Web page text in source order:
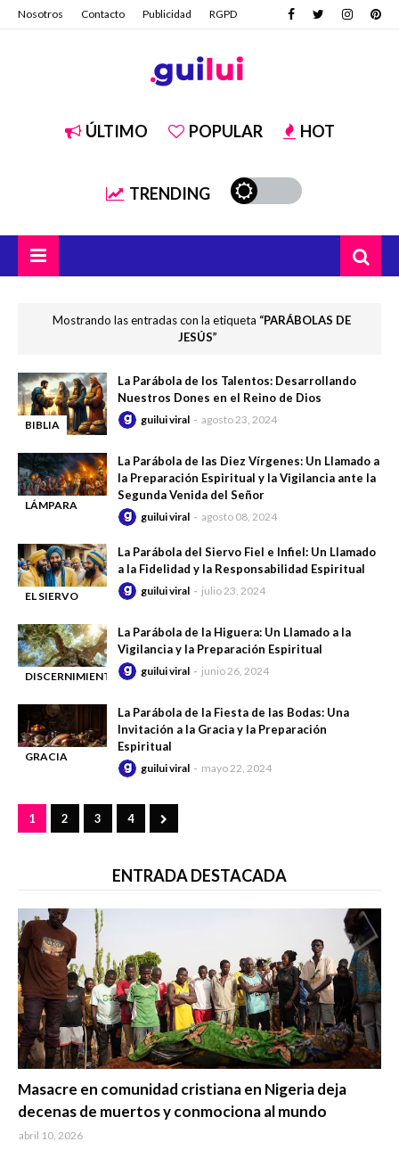
Nosotros Contacto Publicidad RGPD
ÚLTIMO POPULAR HOT
TRENDING
Mostrando las entradas con la etiqueta
PARÁBOLAS DE
JESÚS
BIBLIA
La Parábola de los Talentos: Desarrollando
Nuestros Dones en el Reino de Dios
guilui viral agosto 23, 2024
LÁMPARA
La Parábola de las Diez Vírgenes: Un Llamado a
la Preparación Espiritual y la Vigilancia ante la
Segunda Venida del Señor
guilui viral agosto 08, 2024
EL SIERVO
PRUDENTE
La Parábola del Siervo Fiel e Infiel: Un Llamado
a la Fidelidad y la Responsabilidad Espiritual
guilui viral julio 23, 2024
DISCERNIMIENTO
La Parábola de la Higuera: Un Llamado a la
Vigilancia y la Preparación Espiritual
guilui viral junio 26, 2024
GRACIA
La Parábola de la Fiesta de las Bodas: Una
Invitación a la Gracia y la Preparación
Espiritual
guilui viral mayo 22, 2024
1 2 3 4
ENTRADA DESTACADA
Masacre en comunidad cristiana en Nigeria deja
decenas de muertos y conmociona al mundo
abril 10, 2026